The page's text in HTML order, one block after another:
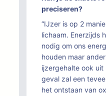
preciseren?
“IJzer is op 2
lichaam. Enerzijds
nodig om ons
houden maar
ijzergehalte ook
geval zal een
het ontstaan van